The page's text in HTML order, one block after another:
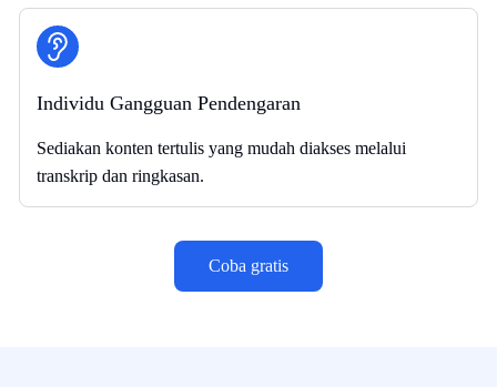
Individu Gangguan Pendengaran
Sediakan konten tertulis yang mudah diakses melalui
transkrip dan ringkasan.
Coba gratis